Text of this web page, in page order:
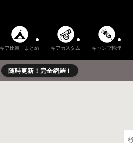
ギア比較・まとめ ギアカスタム キャンプ料理
随時更新！完全網羅！